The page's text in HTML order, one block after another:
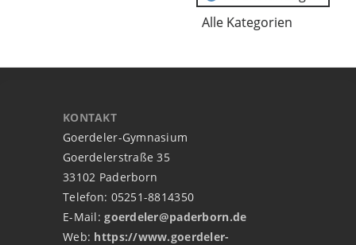
Alle Kategorien
KONTAKT
Goerdeler-Gymnasium
Goerdelerstraße 35
33102 Paderborn
Telefon: 05251-8814350
E-Mail:goerdeler@paderborn.de
Web: https://www.goerdeler-